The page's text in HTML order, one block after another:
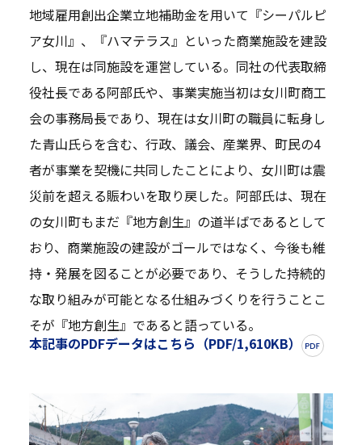
地域雇用創出企業立地補助金を用いて『シーパルピ
ア女川』、『ハマテラス』といった商業施設を建設
し、現在は同施設を運営している。同社の代表取締
役社長である阿部氏や、事業実施当初は女川町商工
会の事務局長であり、現在は女川町の職員に転身し
た青山氏らを含む、行政、議会、産業界、町民の4
者が事業を契機に共同したことにより、女川町は震
災前を超える賑わいを取り戻した。阿部氏は、現在
の女川町もまだ『地方創生』の道半ばであるとして
おり、商業施設の建設がゴールではなく、今後も維
持・発展を図ることが必要であり、そうした持続的
な取り組みが可能となる仕組みづくりを行うことこ
そが『地方創生』であると語っている。
本記事のPDFデータはこちら（PDF/1,610KB）